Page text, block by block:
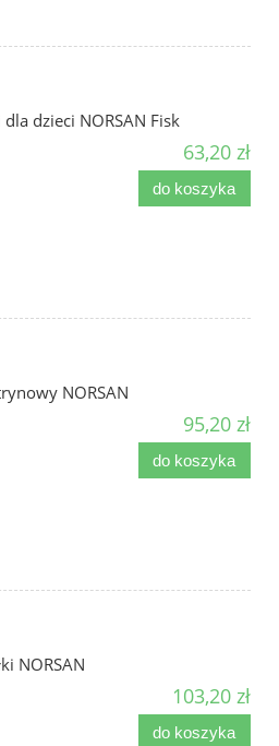
dzieci NORSAN Fisk
63,20 zł
do koszyka
NORSAN
95,20 zł
do koszyka
NORSAN
103,20 zł
do koszyka